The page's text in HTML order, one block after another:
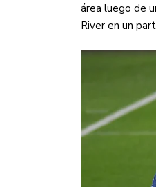
área luego de
River en un